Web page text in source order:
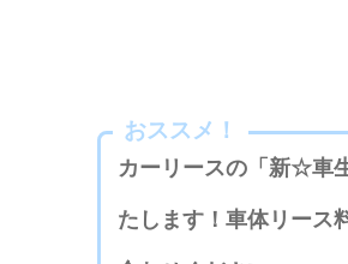
おススメ！
カーリースの「新☆車
たします！車体リース